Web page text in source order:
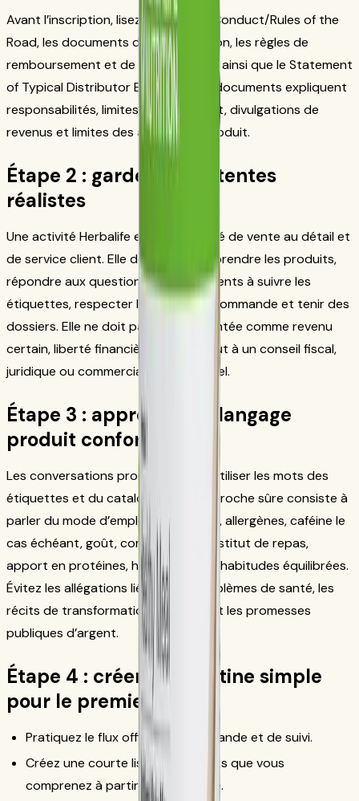
Avant l’inscription, lisez les Rules of Conduct/Rules of the
Road, les documents de rémunération, les règles de
remboursement et de service client, ainsi que le Statement
of Typical Distributor Earnings. Ces documents expliquent
responsabilités, limites, gestion client, divulgations de
revenus et limites des allégations produit.
Étape 2 : garder des attentes
réalistes
Une activité Herbalife est une activité de vente au détail et
de service client. Elle demande d’apprendre les produits,
répondre aux questions, aider les clients à suivre les
étiquettes, respecter les règles de commande et tenir des
dossiers. Elle ne doit pas être présentée comme revenu
certain, liberté financière ou substitut à un conseil fiscal,
juridique ou commercial professionnel.
Étape 3 : apprendre le langage
produit conforme
Les conversations produit doivent utiliser les mots des
étiquettes et du catalogue. Une approche sûre consiste à
parler du mode d’emploi, ingrédients, allergènes, caféine le
cas échéant, goût, contexte de substitut de repas,
apport en protéines, hydratation et habitudes équilibrées.
Évitez les allégations liées à des problèmes de santé, les
récits de transformation exagérés et les promesses
publiques d’argent.
Étape 4 : créer une routine simple
pour le premier mois
Pratiquez le flux officiel de commande et de suivi.
Créez une courte liste de produits que vous
comprenez à partir de l’étiquette.